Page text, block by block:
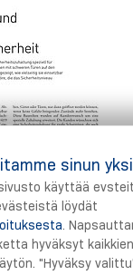
sinun
käyttää
löydät
.
hyväksyt
"Hyväksy